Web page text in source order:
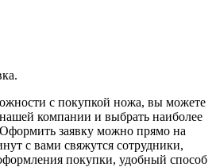
с покупкой ножа, вы можете
компании и выбрать наиболее
заявку можно прямо на
с вами свяжутся сотрудники,
покупки, удобный способ